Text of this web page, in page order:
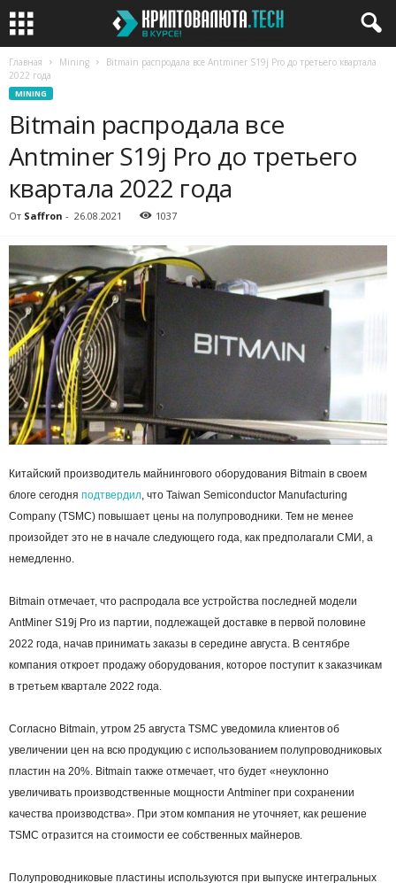
Главная Mining
Bitmain распродала все Antminer S19j Pro до третьего квартала
2022 года
MINING
Bitmain распродала все
Antminer S19j Pro до третьего
квартала 2022 года
От Saffron - 26.08.2021 1037
Китайский производитель майнингового оборудования Bitmain в своем
блоге сегодня подтвердил , что Taiwan Semiconductor Manufacturing
Company (TSMC) повышает цены на полупроводники. Тем не менее
произойдет это не в начале следующего года, как предполагали СМИ, а
немедленно.
Bitmain отмечает, что распродала все устройства последней модели
AntMiner S19j Pro из партии, подлежащей доставке в первой половине
2022 года, начав принимать заказы в середине августа. В сентябре
компания откроет продажу оборудования, которое поступит к заказчикам
в третьем квартале 2022 года.
Согласно Bitmain, утром 25 августа TSMC уведомила клиентов об
увеличении цен на всю продукцию с использованием полупроводниковых
пластин на 20%. Bitmain также отмечает, что будет «неуклонно
увеличивать производственные мощности Antminer при сохранении
качества производства». При этом компания не уточняет, как решение
TSMC отразится на стоимости ее собственных майнеров.
Полупроводниковые пластины используются при выпуске интегральных